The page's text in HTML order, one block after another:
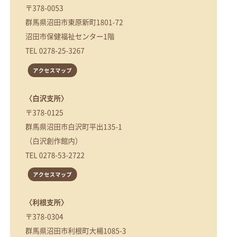
〒378-0053
群馬県沼田市東原新町1801-72
沼田市保健福祉センター1階
TEL0278-25-3267
アクセスマップ
〈白沢支所〉
〒378-0125
群馬県沼田市白沢町平出135-1
（白沢創作館内）
TEL0278-53-2722
アクセスマップ
〈利根支所〉
〒378-0304
群馬県沼田市利根町大楊1085-3